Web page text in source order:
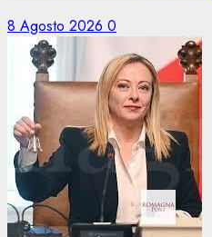
8 Agosto 2026 0